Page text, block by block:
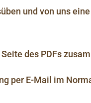
und von uns
des PDFs
per E-Mail im